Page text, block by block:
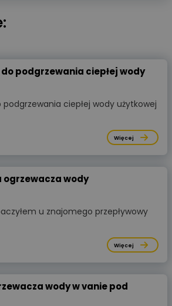
podgrzewania ciepłej wody
ciepłej wody użytkowej
Więcej
ogrzewacza wody
u znajomego przepływowy
Więcej
wody w vanie pod